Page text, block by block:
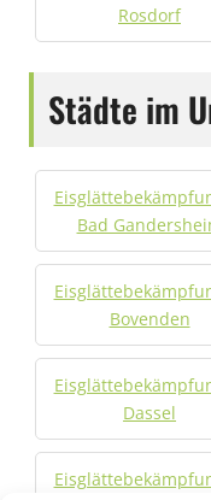
Rosdorf
Städte im
Bad
Bovenden
Dassel